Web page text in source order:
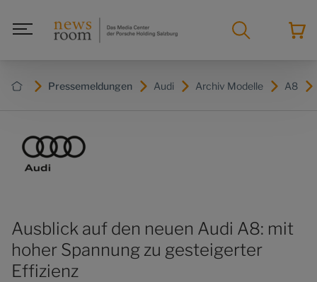
Pressemeldungen Audi Archiv Modelle A8
Ausblick auf den neuen Audi A8: mit
hoher Spannung zu gesteigerter
Effizienz